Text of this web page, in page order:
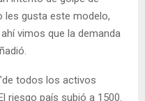
les gusta este modelo,
vimos que la demanda
todos los activos
riesgo país subió a 1500.